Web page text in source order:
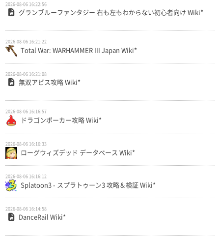
2026-08-06 16:22:56
グランブルーファンタジー 右も左もわからない初心者向け Wiki*
2026-08-06 16:21:22
Total War: WARHAMMER III Japan Wiki*
2026-08-06 16:21:08
無双アビス攻略 Wiki*
2026-08-06 16:16:57
ドラゴンポーカー攻略 Wiki*
2026-08-06 16:16:33
ローグウィズデッド データベース Wiki*
2026-08-06 16:16:12
Splatoon3 - スプラトゥーン3 攻略＆検証 Wiki*
2026-08-06 16:14:58
DanceRail Wiki*